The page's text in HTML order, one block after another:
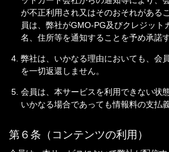
が不正利用され又はそのおそれがある
員は、弊社がGMO-PG及びクレジット
名、住所等を通知することを予め承諾
弊社は、いかなる理由においても、会
を一切返還しません。
会員は、本サービスを利用できない状
いかなる場合であっても情報料の支払
第６条（コンテンツの利用）